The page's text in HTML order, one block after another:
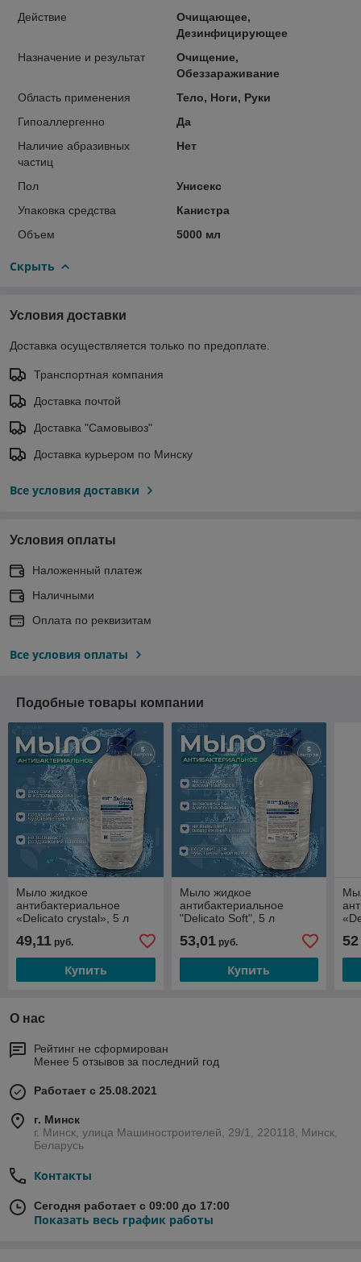
Действие
Очищающее,
Дезинфицирующее
Назначение и результат
Очищение,
Обеззараживание
Область применения
Тело, Ноги, Руки
Гипоаллергенно
Да
Наличие абразивных
частиц
Нет
Пол
Унисекс
Упаковка средства
Канистра
Объем
5000 мл
Скрыть
Условия доставки
Доставка осуществляется только по предоплате.
Транспортная компания
Доставка почтой
Доставка "Самовывоз"
Доставка курьером по Минску
Все условия доставки
Условия оплаты
Наложенный платеж
Наличными
Оплата по реквизитам
Все условия оплаты
Подобные товары компании
Мыло жидкое
антибактериальное
«Delicato crystal», 5 л
49,11 руб.
Купить
Мыло жидкое
антибактериальное
"Delicato Soft", 5 л
53,01руб.
Купить
52
О нас
Рейтинг не сформирован
Менее 5 отзывов за последний год
Работает с 25.08.2021
г. Минск
г. Минск, улица Машиностроителей, 29/1, 220118, Минск,
Беларусь
Контакты
Сегодня работает с 09:00 до 17:00
Показать весь график работы